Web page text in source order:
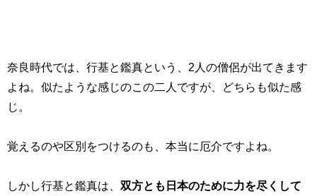
奈良時代では、行基と鑑真という、 2 人の僧侶が出てきます
よね。似たような感じのこの二人ですが、どちらも似た感
じ。
覚えるのや区別をつけるのも、本当に厄介ですよね。
しかし行基と鑑真は、 双方とも日本のために力を尽くして